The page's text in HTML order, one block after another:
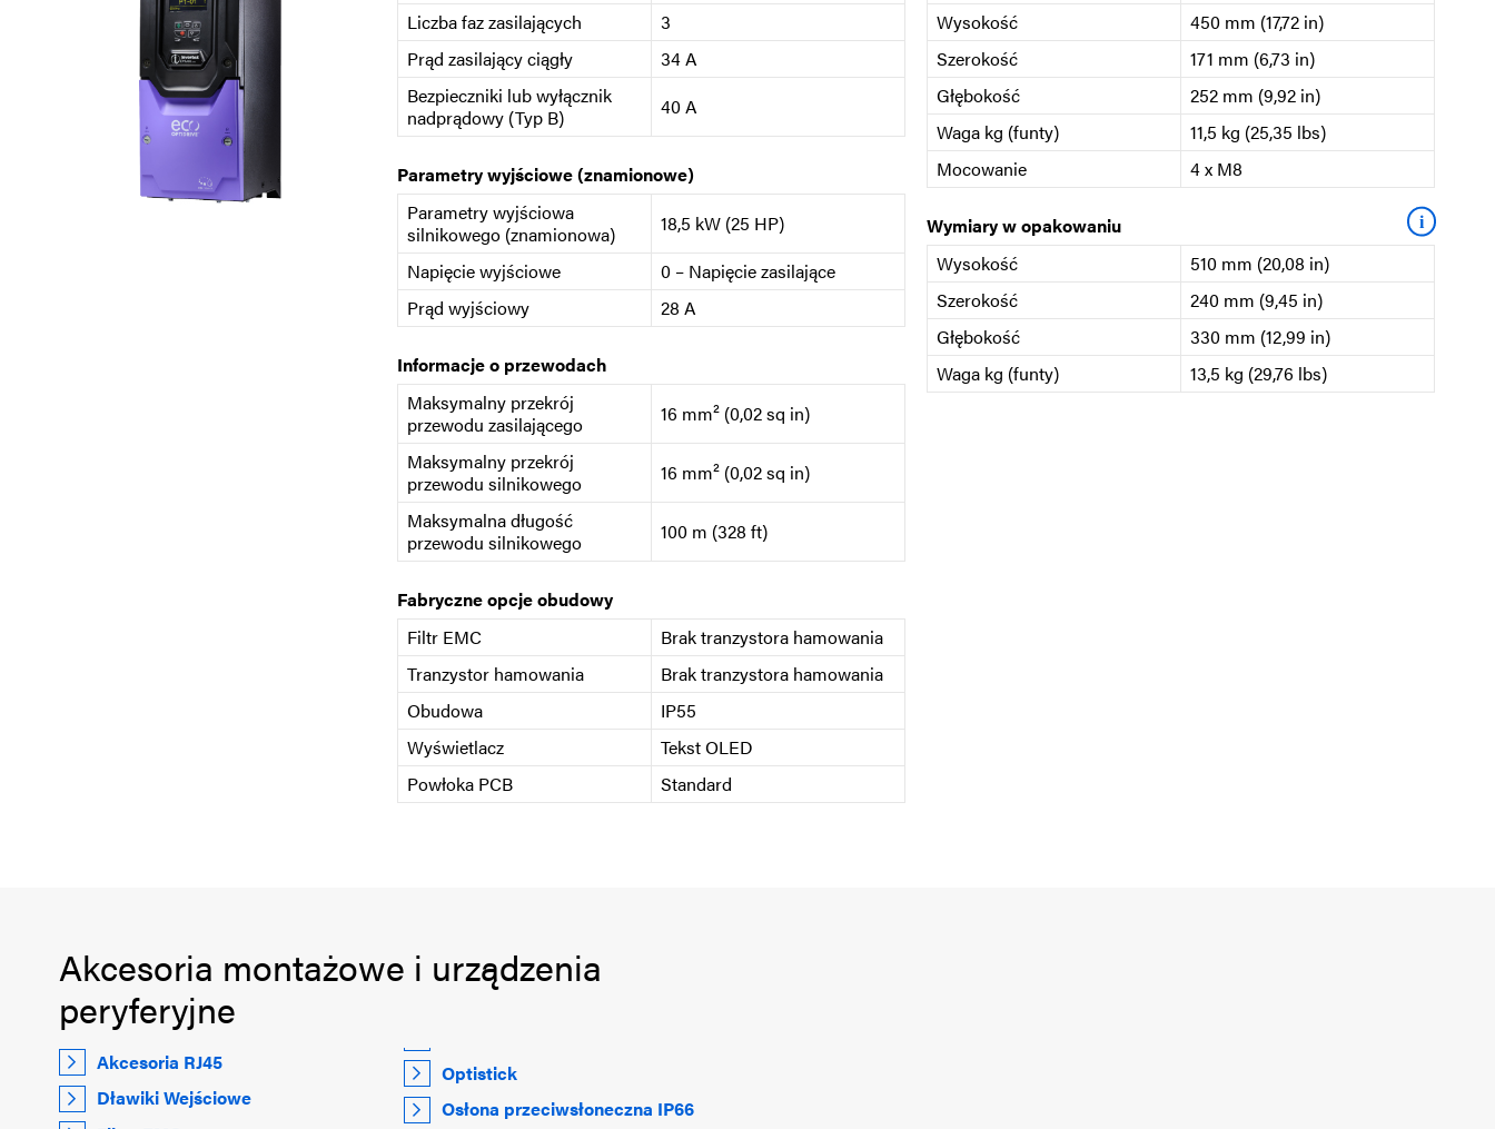
Liczba faz zasilających
3
Prąd zasilający ciągły
34 A
Bezpieczniki lub wyłącznik
nadprądowy (Typ B)
40 A
Parametry wyjściowe (znamionowe)
Parametry wyjściowa
silnikowego (znamionowa)
18,5 kW (25 HP)
Napięcie wyjściowe
0 – Napięcie zasilające
Prąd wyjściowy
28 A
Informacje o przewodach
Maksymalny przekrój
przewodu zasilającego
16 mm² (0,02 sq in)
Maksymalny przekrój
przewodu silnikowego
16 mm² (0,02 sq in)
Maksymalna długość
przewodu silnikowego
100 m (328 ft)
Fabryczne opcje obudowy
Filtr EMC
Brak tranzystora hamowania
Tranzystor hamowania
Brak tranzystora hamowania
Obudowa
IP55
Wyświetlacz
Tekst OLED
Powłoka PCB
Standard
Wysokość
450 mm (17,72 in)
Szerokość
171 mm (6,73 in)
Głębokość
252 mm (9,92 in)
Waga kg (funty)
11,5 kg (25,35 lbs)
Mocowanie
4 x M8
Wymiary w opakowaniu i
Wysokość
510 mm (20,08 in)
Szerokość
240 mm (9,45 in)
Głębokość
330 mm (12,99 in)
Waga kg (funty)
13,5 kg (29,76 lbs)
Akcesoria montażowe i urządzenia
peryferyjne
Akcesoria RJ45
Dławiki Wejściowe
Optistick
Osłona przeciwsłoneczna IP66